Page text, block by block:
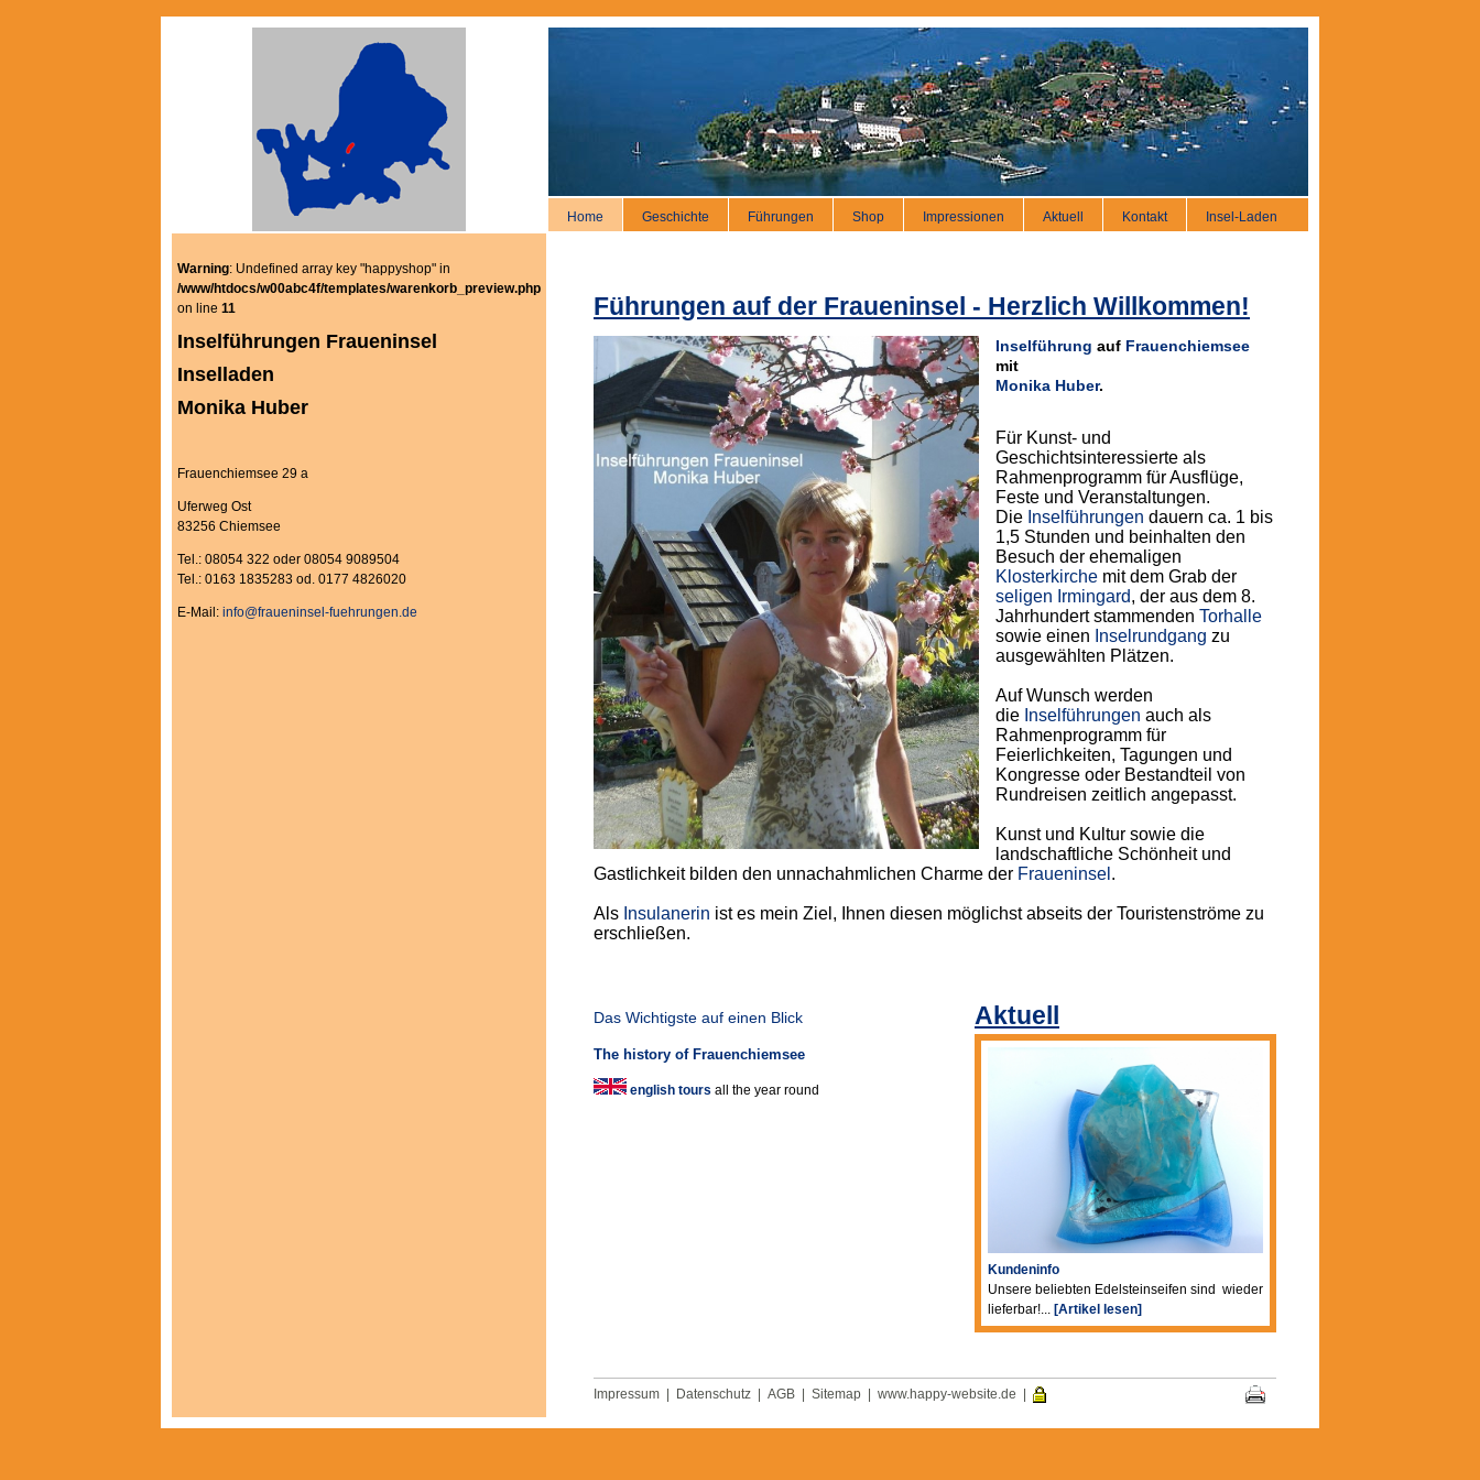
Home Geschichte Führungen Shop Impressionen Aktuell Kontakt Insel-Laden
Warning: Undefined array key "happyshop" in
/www/htdocs/w00abc4f/templates/warenkorb_preview.php
on line 11
Inselführungen Fraueninsel
Inselladen
Monika Huber
Frauenchiemsee 29 a
Uferweg Ost
83256 Chiemsee
Tel.: 08054 322 oder 08054 9089504
Tel.: 0163 1835283 od. 0177 4826020
E-Mail: info@fraueninsel-fuehrungen.de
Führungen auf der Fraueninsel - Herzlich Willkommen!
Inselführung auf Frauenchiemsee
mit
Monika Huber.
Für Kunst- und
Geschichtsinteressierte als
Rahmenprogramm für Ausflüge,
Feste und Veranstaltungen.
Die Inselführungen dauern ca. 1 bis
1,5 Stunden und beinhalten den
Besuch der ehemaligen
Klosterkirche mit dem Grab der
seligen Irmingard, der aus dem 8.
Jahrhundert stammenden Torhalle
sowie einen Inselrundgang zu
ausgewählten Plätzen.
Auf Wunsch werden
die Inselführungen auch als
Rahmenprogramm für
Feierlichkeiten, Tagungen und
Kongresse oder Bestandteil von
Rundreisen zeitlich angepasst.
Kunst und Kultur sowie die
landschaftliche Schönheit und
Gastlichkeit bilden den unnachahmlichen Charme der Fraueninsel .
Als Insulanerin ist es mein Ziel, Ihnen diesen möglichst abseits der Touristenströme zu
erschließen.
Das Wichtigste auf einen Blick
The history of Frauenchiemsee
english tours all the year round
Aktuell
Kundeninfo
Unsere beliebten Edelsteinseifen sind wieder
lieferbar!... [Artikel lesen]
Impressum Datenschutz AGB Sitemap www.happy-website.de